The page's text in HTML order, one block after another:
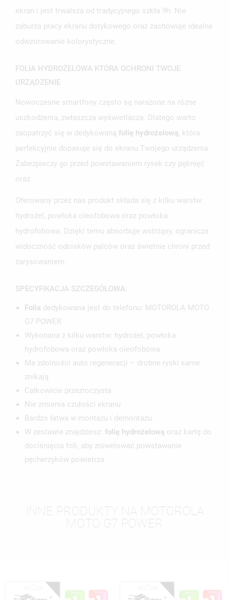
ekran i jest trwalsza od tradycyjnego szkła 9h. Nie
zaburza pracy ekranu dotykowego oraz zachowuje idealne
odwzorowanie kolorystyczne.
FOLIA HYDROŻELOWA KTÓRA OCHRONI TWOJE
URZĄDZENIE
Nowoczesne smartfony często są narażone na różne
uszkodzenia, zwłaszcza wyświetlacza. Dlatego warto
zaopatrzyć się w dedykowaną folię hydrożelową, która
perfekcyjnie dopasuje się do ekranu Twojego urządzenia.
Zabezpieczy go przed powstawaniem rysek czy pęknięć
oraz
Oferowany przez nas produkt składa się z kilku warstw:
hydrożel, powłoka oleofobowa oraz powłoka
hydrofobowa. Dzięki temu absorbuje wstrząsy, ogranicza
widoczność odcisków palców oraz świetnie chroni przed
zarysowaniem.
SPECYFIKACJA SZCZEGÓŁOWA:
Folia dedykowana jest do telefonu: MOTOROLA MOTO
G7 POWER
Wykonana z kilku warstw: hydrożel, powłoka
hydrofobowa oraz powłoka oleofobowa
Ma zdolności auto regeneracji – drobne ryski same
znikają
Całkowicie przezroczysta
Nie zmienia czułości ekranu
Bardzo łatwa w montażu i demontażu
W zestawie znajdziesz: folię hydrożelową oraz kartę do
dociśnięcia foli, aby zniwelować powstawanie
pęcherzyków powietrza
INNE PRODUKTY NA MOTOROLA
MOTO G7 POWER
MOJE LISTY ŻYCZEŃ
UTWÓRZ LISTĘ ŻYCZEŃ
NAZWA LISTY ŻYCZEŃ
ANULUJ UTWÓRZ LISTĘ ŻYCZEŃ
ZALOGUJ SIĘ
SWOJEJ LIŚCIE ŻYCZEŃ.
ANULUJ ZALOGUJ SIĘ